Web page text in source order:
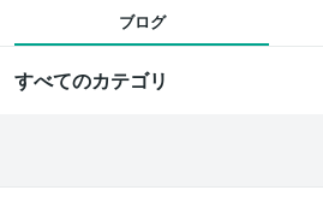
ブログ
すべてのカテゴリ